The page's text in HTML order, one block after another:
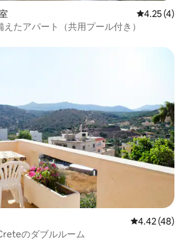
レビュー4
4.25 (4)
たアパート（共用プール付き）
レビュー48
4.42 (48)
のダブルルーム